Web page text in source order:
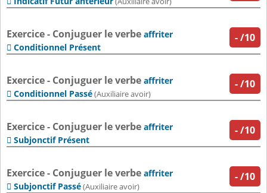
-/10
Exercice - Conjuguer le verbe affriter
 Conditionnel Présent
-/10
Exercice - Conjuguer le verbe affriter
 Conditionnel Passé(Auxiliaire avoir)
-/10
Exercice - Conjuguer le verbe affriter
 Subjonctif Présent
-/10
Exercice - Conjuguer le verbe affriter
 Subjonctif Passé(Auxiliaire avoir)